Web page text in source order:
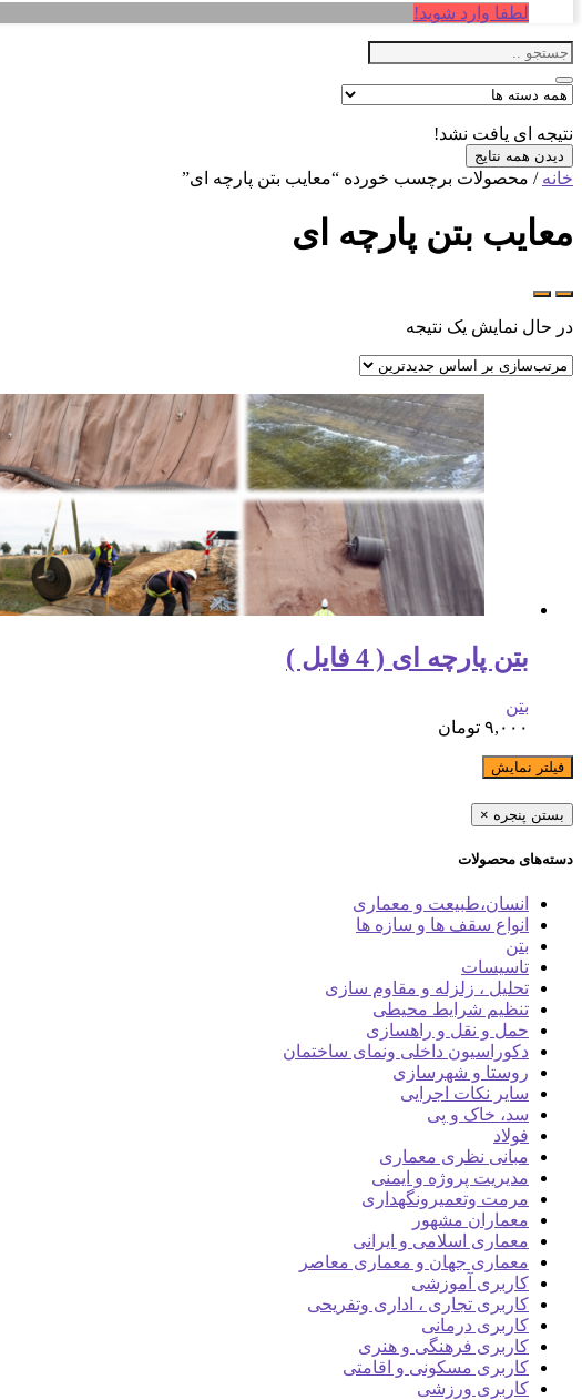
لطفا وارد شوید!
نتیجه ای یافت نشد!
دیدن همه نتایج
خانه / محصولات برچسب خورده “معایب بتن پارچه ای”
معایب بتن پارچه ای
در حال نمایش یک نتیجه
بتن پارچه ای ( 4 فایل )
بتن
۹,۰۰۰ تومان
فیلتر نمایش
بستن پنجره ×
دسته‌های محصولات
انسان،طبیعت و معماری
انواع سقف ها و سازه ها
بتن
تاسیسات
تحلیل ، زلزله و مقاوم سازی
تنظیم شرایط محیطی
حمل و نقل و راهسازی
دکوراسیون داخلی ونمای ساختمان
روستا و شهرسازی
سایر نکات اجرایی
سد، خاک و پی
فولاد
مبانی نظری معماری
مدیریت پروژه و ایمنی
مرمت وتعمیرونگهداری
معماران مشهور
معماری اسلامی و ایرانی
معماری جهان و معماری معاصر
کاربری آموزشی
کاربری تجاری ، اداری وتفریحی
کاربری درمانی
کاربری فرهنگی و هنری
کاربری مسکونی و اقامتی
کاربری ورزشی